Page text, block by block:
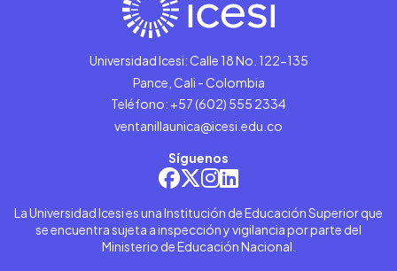
Universidad Icesi: Calle 18 No. 122-135
Pance, Cali - Colombia
Teléfono: +57 (602) 555 2334
ventanillaunica@icesi.edu.co
Síguenos
La Universidad Icesi es una Institución de Educación Superior que
se encuentra sujeta a inspección y vigilancia por parte del
Ministerio de Educación Nacional.